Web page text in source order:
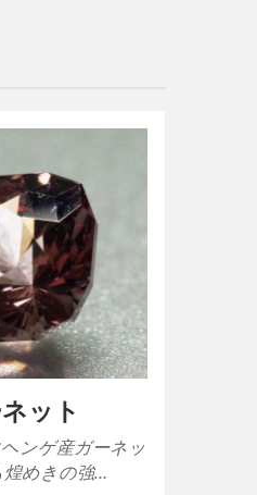
ット
ンゲ産ガーネッ
煌めきの強…